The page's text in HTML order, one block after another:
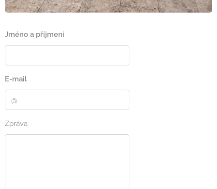
Jméno a příjmení
E-mail
Zpráva